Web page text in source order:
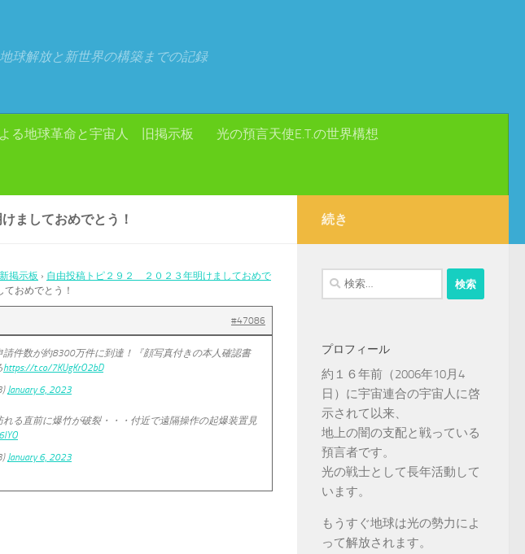
地球解放と新世界の構築までの記録
る地球革命と宇宙人 旧掲示板 光の預言天使E.T.の世界構想
ましておめでとう！
掲示板 › 自由投稿トピ２９２ ２０２３年明けましておめで
おめでとう！
#47086
請件数が約8300万件に到達！『顔写真付きの本人確認書
https://t.co/7KUgKrO2bD
January 6, 2023
る直前に爆竹が破裂・・・付近で遠隔操作の起爆装置見
January 6, 2023
続き
検
索:
プロフィール
約１６年前（2006年10月4
日）に宇宙連合の宇宙人に啓
示されて以来、
地上の闇の支配と戦っている
預言者です。
光の戦士として長年活動して
います。
もうすぐ地球は光の勢力によ
って解放されます。